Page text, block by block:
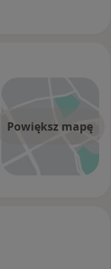
Powiększ mapę